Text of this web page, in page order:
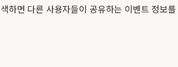
면 다른 사용자들이 공유하는 이벤트 정보